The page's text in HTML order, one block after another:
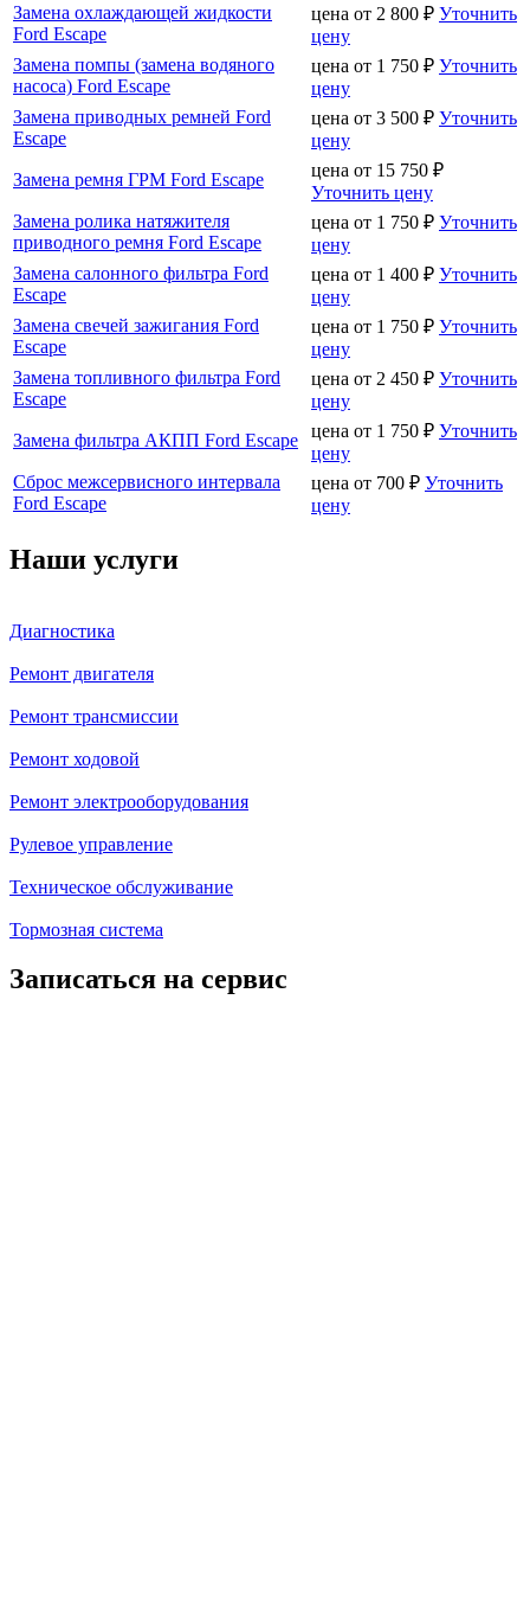
Замена охлаждающей жидкости
Ford Escape
цена от 2 800 ₽ Уточнить
цену
Замена помпы (замена водяного
насоса) Ford Escape
цена от 1 750 ₽ Уточнить
цену
Замена приводных ремней Ford
Escape
цена от 3 500 ₽ Уточнить
цену
Замена ремня ГРМ Ford Escape
цена от 15 750 ₽
Уточнить цену
Замена ролика натяжителя
приводного ремня Ford Escape
цена от 1 750 ₽ Уточнить
цену
Замена салонного фильтра Ford
Escape
цена от 1 400 ₽ Уточнить
цену
Замена свечей зажигания Ford
Escape
цена от 1 750 ₽ Уточнить
цену
Замена топливного фильтра Ford
Escape
цена от 2 450 ₽ Уточнить
цену
Замена фильтра АКПП Ford Escape
цена от 1 750 ₽ Уточнить
цену
Сброс межсервисного интервала
Ford Escape
цена от 700 ₽ Уточнить
цену
Наши услуги
Диагностика
Ремонт двигателя
Ремонт трансмиссии
Ремонт ходовой
Ремонт электрооборудования
Рулевое управление
Техническое обслуживание
Тормозная система
Записаться на сервис